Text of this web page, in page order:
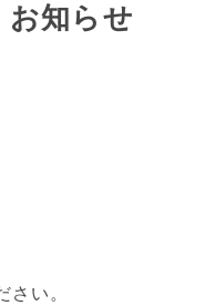
お知らせ
さい。